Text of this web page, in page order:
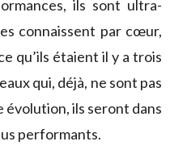
ils sont ultra-
connaissent par cœur,
qu’ils étaient il y a trois
qui, déjà, ne sont pas
évolution, ils seront dans
performants.